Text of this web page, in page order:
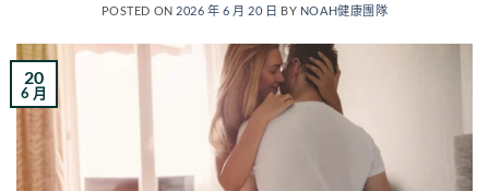
POSTED ON 2026 年 6 月 20 日 BY NOAH健康團隊
20
6 月